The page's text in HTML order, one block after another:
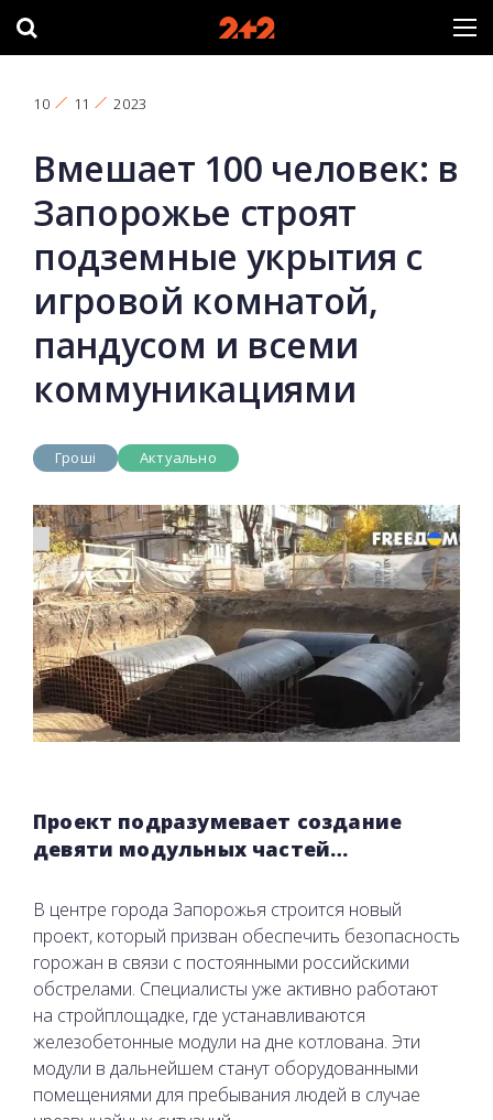
10 11 2023
Вмешает 100 человек: в
Запорожье строят
подземные укрытия с
игровой комнатой,
пандусом и всеми
коммуникациями
Гроші Актуально
Проект подразумевает создание
девяти модульных частей…
В центре города Запорожья строится новый
проект, который призван обеспечить безопасность
горожан в связи с постоянными российскими
обстрелами. Специалисты уже активно работают
на стройплощадке, где устанавливаются
железобетонные модули на дне котлована. Эти
модули в дальнейшем станут оборудованными
помещениями для пребывания людей в случае